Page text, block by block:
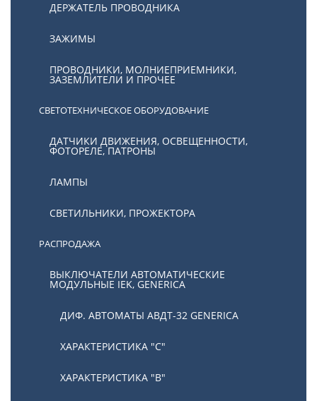
ДЕРЖАТЕЛЬ ПРОВОДНИКА
ЗАЖИМЫ
ПРОВОДНИКИ, МОЛНИЕПРИЕМНИКИ,
ЗАЗЕМЛИТЕЛИ И ПРОЧЕЕ
СВЕТОТЕХНИЧЕСКОЕ ОБОРУДОВАНИЕ
ДАТЧИКИ ДВИЖЕНИЯ, ОСВЕЩЕННОСТИ,
ФОТОРЕЛЕ, ПАТРОНЫ
ЛАМПЫ
СВЕТИЛЬНИКИ, ПРОЖЕКТОРА
РАСПРОДАЖА
ВЫКЛЮЧАТЕЛИ АВТОМАТИЧЕСКИЕ
МОДУЛЬНЫЕ IEK, GENERICA
ДИФ. АВТОМАТЫ АВДТ-32 GENERICA
ХАРАКТЕРИСТИКА "С"
ХАРАКТЕРИСТИКА "В"